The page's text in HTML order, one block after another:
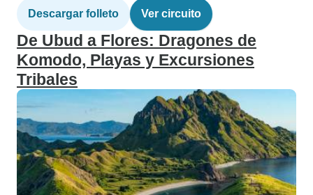
Descargar folleto Ver circuito
De Ubud a Flores: Dragones de
Komodo, Playas y Excursiones
Tribales